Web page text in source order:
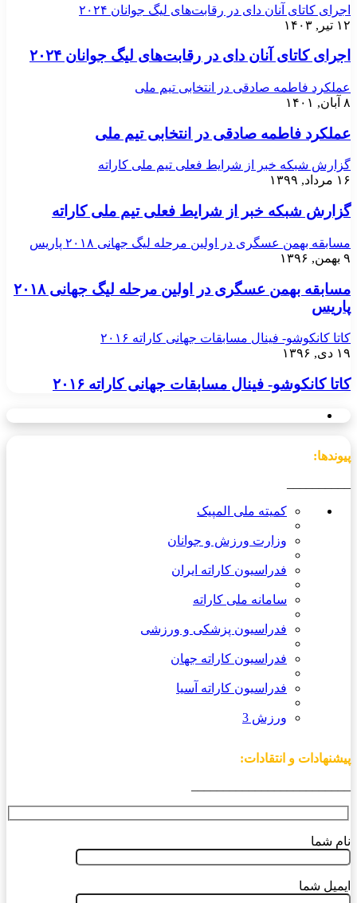
اجرای کاتای آنان دای در رقابت‌های لیگ جوانان ۲۰۲۴
۱۲ تیر, ۱۴۰۳
اجرای کاتای آنان دای در رقابت‌های لیگ جوانان ۲۰۲۴
عملکرد فاطمه صادقی در انتخابی تیم ملی
۸ آبان, ۱۴۰۱
عملکرد فاطمه صادقی در انتخابی تیم ملی
گزارش شبکه خبر از شرایط فعلی تیم ملی کاراته
۱۶ مرداد, ۱۳۹۹
گزارش شبکه خبر از شرایط فعلی تیم ملی کاراته
مسابقه بهمن عسگری در اولین مرحله لیگ جهانی ۲۰۱۸ پاریس
۹ بهمن, ۱۳۹۶
مسابقه بهمن عسگری در اولین مرحله لیگ جهانی ۲۰۱۸
پاریس
کاتا کانکوشو- فینال مسابقات جهانی کاراته ۲۰۱۶
۱۹ دی, ۱۳۹۶
کاتا کانکوشو- فینال مسابقات جهانی کاراته ۲۰۱۶
پیوندها:
کمیته ملی المپیک
وزارت ورزش و جوانان
فدراسیون کاراته ایران
سامانه ملی کاراته
فدراسیون پزشکی و ورزشی
فدراسیون کاراته جهان
فدراسیون کاراته آسیا
ورزش 3
پیشنهادات و انتقادات:
نام شما
ایمیل شما